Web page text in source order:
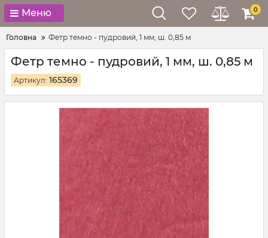
Меню 0
Головна Фетр темно - пудровий, 1 мм, ш. 0,85 м
Фетр темно - пудровий, 1 мм, ш. 0,85 м
Артикул: 165369